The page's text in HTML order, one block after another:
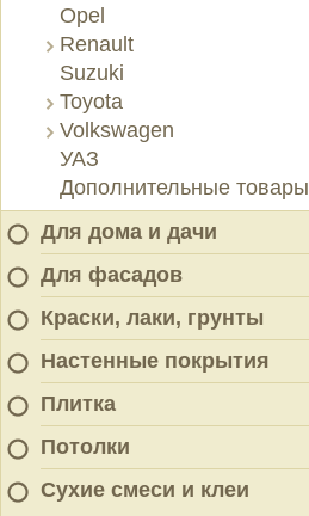
Opel
Renault
Suzuki
Toyota
Volkswagen
УАЗ
Дополнительные товары
Для дома и дачи
Для фасадов
Краски, лаки, грунты
Настенные покрытия
Плитка
Потолки
Сухие смеси и клеи